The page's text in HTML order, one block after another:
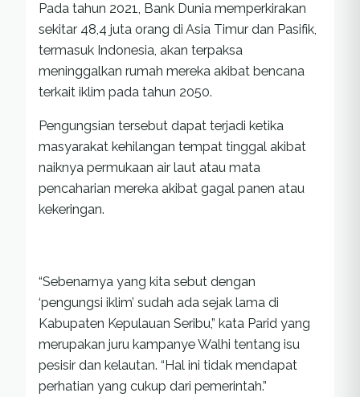
Pada tahun 2021, Bank Dunia memperkirakan
sekitar 48,4 juta orang di Asia Timur dan Pasifik,
termasuk Indonesia, akan terpaksa
meninggalkan rumah mereka akibat bencana
terkait iklim pada tahun 2050.
Pengungsian tersebut dapat terjadi ketika
masyarakat kehilangan tempat tinggal akibat
naiknya permukaan air laut atau mata
pencaharian mereka akibat gagal panen atau
kekeringan.
“Sebenarnya yang kita sebut dengan
‘pengungsi iklim’ sudah ada sejak lama di
Kabupaten Kepulauan Seribu,” kata Parid yang
merupakan juru kampanye Walhi tentang isu
pesisir dan kelautan. “Hal ini tidak mendapat
perhatian yang cukup dari pemerintah.”